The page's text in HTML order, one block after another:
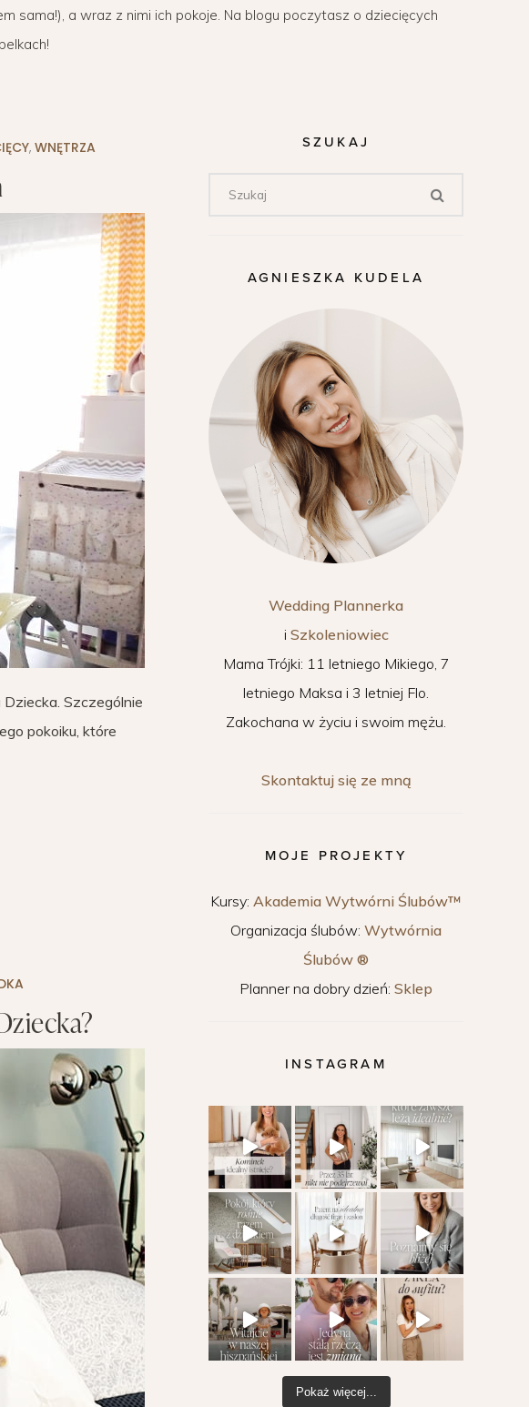
sama!), a wraz z nimi ich pokoje. Na blogu poczytasz o dziecięcych
, WNĘTRZA
Szczególnie
pokoiku, które
SZUKAJ
AGNIESZKA KUDELA
Wedding Plannerka
i Szkoleniowiec
Mama Trójki: 11 letniego Mikiego, 7
letniego Maksa i 3 letniej Flo.
Zakochana w życiu i swoim mężu.
Skontaktuj się ze mną
MOJE PROJEKTY
Kursy: Akademia Wytwórni Ślubów™
Organizacja ślubów: Wytwórnia
Ślubów ®
Planner na dobry dzień: Sklep
INSTAGRAM
Pokaż więcej...